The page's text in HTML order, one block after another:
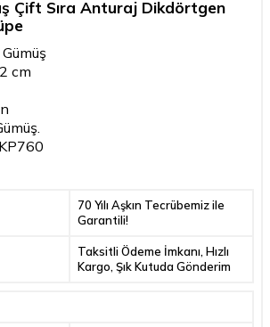
Çift Sıra Anturaj Dikdörtgen
cm
70 Yılı Aşkın Tecrübemiz ile
Garantili!
Taksitli Ödeme İmkanı, Hızlı
Kargo, Şık Kutuda Gönderim